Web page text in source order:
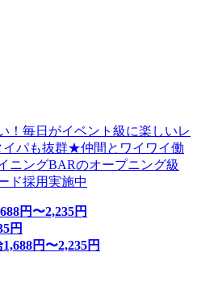
！毎日がイベント級に楽しいレ
イパも抜群★仲間とワイワイ働
ニングBARのオープニング級
ド採用実施中
円〜2,235円
円
1,688円〜2,235円